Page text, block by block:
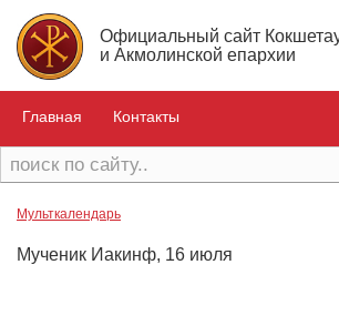
Официальный сайт
и Акмолинской епархии
Главная Контакты
Мульткалендарь
Мученик Иакинф, 16 июля